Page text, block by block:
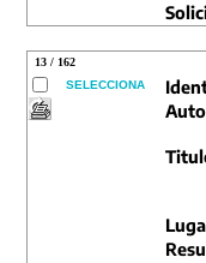
13 / 162
SELECCIONA